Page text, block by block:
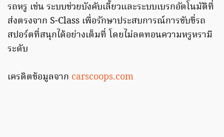
รถหรู เช่น ระบบช่วยบังคับเลี้ยวและระบบเบรกอัตโนมัติที่
ส่งตรงจาก S-Class เพื่อรักษาประสบการณ์การขับขี่รถ
สปอร์ตที่สนุกได้อย่างเต็มที่ โดยไม่ลดทอนความหรูหรามี
ระดับ
เครดิตข้อมูลจาก carscoops.com